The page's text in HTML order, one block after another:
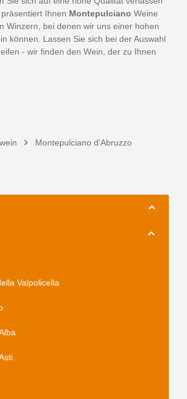
Ihnen Montepulciano Weine
Winzern, bei denen wir uns einer hohen
können. Lassen Sie sich bei der Auswahl
- wir finden den Wein, der zu Ihnen
Montepulciano d'Abruzzo
Valpolicella